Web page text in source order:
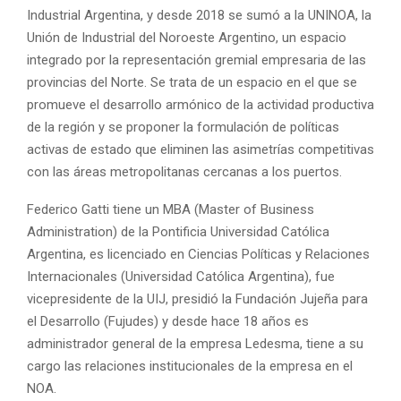
Industrial Argentina, y desde 2018 se sumó a la UNINOA, la
Unión de Industrial del Noroeste Argentino, un espacio
integrado por la representación gremial empresaria de las
provincias del Norte. Se trata de un espacio en el que se
promueve el desarrollo armónico de la actividad productiva
de la región y se proponer la formulación de políticas
activas de estado que eliminen las asimetrías competitivas
con las áreas metropolitanas cercanas a los puertos.
Federico Gatti tiene un MBA (Master of Business
Administration) de la Pontificia Universidad Católica
Argentina, es licenciado en Ciencias Políticas y Relaciones
Internacionales (Universidad Católica Argentina), fue
vicepresidente de la UIJ, presidió la Fundación Jujeña para
el Desarrollo (Fujudes) y desde hace 18 años es
administrador general de la empresa Ledesma, tiene a su
cargo las relaciones institucionales de la empresa en el
NOA.